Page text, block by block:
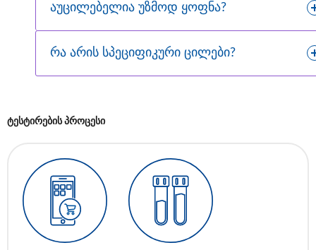
აუცილებელია უზმოდ ყოფნა?
რა არის სპეციფიკური ცილები?
ტესტირების პროცესი